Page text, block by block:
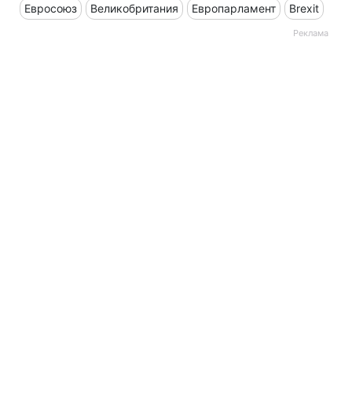
Евросоюз Великобритания Европарламент Brexit